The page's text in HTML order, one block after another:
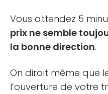
Vous attendez 5
prix ne semble
la bonne direction.
On dirait même que
l’ouverture de votre